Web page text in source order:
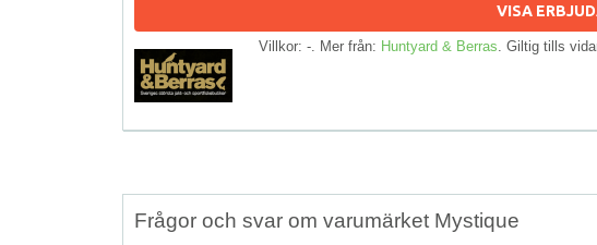
VISA
Villkor: -. Mer från: Huntyard & Berras . Giltig tills
Frågor och svar om varumärket Mystique